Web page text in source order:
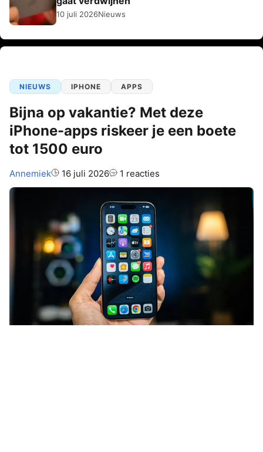
10 juli 2026Nieuws
NIEUWS IPHONE APPS
Bijna op vakantie? Met deze
iPhone-apps riskeer je een boete
tot 1500 euro
Auteur:
Annemiek 16 juli 2026 1 reacties